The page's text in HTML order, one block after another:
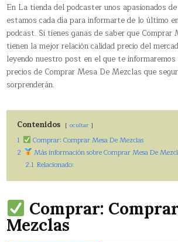
En La tienda del podcaster unos apasionados
estamos cada día para informarte de lo último
podcast. Si tienes ganas de saber que Comprar
tienen la mejor relación calidad precio del
leyendo nuestro post en el que te
precios de Comprar Mesa De Mezclas que
sorprenderán.
Contenidos ocultar
1
Comprar: Comprar Mesa De Mezclas
2
Más información sobre Comprar Mesa De
2.1 Relacionado:
Comprar:
Mezclas